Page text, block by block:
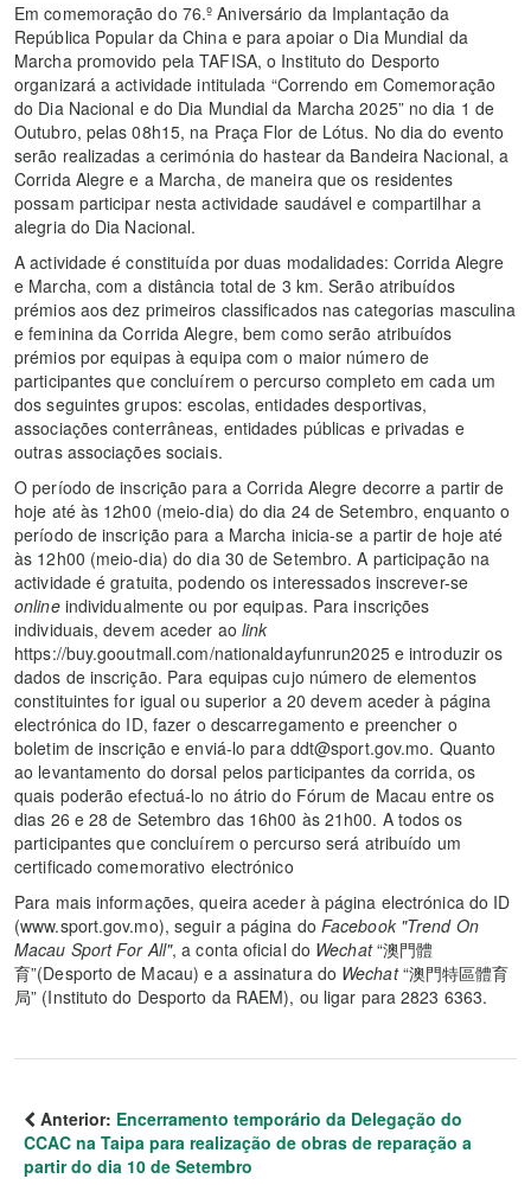
Em comemoração do 76.º Aniversário da Implantação da
República Popular da China e para apoiar o Dia Mundial da
Marcha promovido pela TAFISA, o Instituto do Desporto
organizará a actividade intitulada “Correndo em Comemoração
do Dia Nacional e do Dia Mundial da Marcha 2025” no dia 1 de
Outubro, pelas 08h15, na Praça Flor de Lótus. No dia do evento
serão realizadas a cerimónia do hastear da Bandeira Nacional, a
Corrida Alegre e a Marcha, de maneira que os residentes
possam participar nesta actividade saudável e compartilhar a
alegria do Dia Nacional.
A actividade é constituída por duas modalidades: Corrida Alegre
e Marcha, com a distância total de 3 km. Serão atribuídos
prémios aos dez primeiros classificados nas categorias masculina
e feminina da Corrida Alegre, bem como serão atribuídos
prémios por equipas à equipa com o maior número de
participantes que concluírem o percurso completo em cada um
dos seguintes grupos: escolas, entidades desportivas,
associações conterrâneas, entidades públicas e privadas e
outras associações sociais.
O período de inscrição para a Corrida Alegre decorre a partir de
hoje até às 12h00 (meio-dia) do dia 24 de Setembro, enquanto o
período de inscrição para a Marcha inicia-se a partir de hoje até
às 12h00 (meio-dia) do dia 30 de Setembro. A participação na
actividade é gratuita, podendo os interessados inscrever-se
onlineindividualmente ou por equipas. Para inscrições
individuais, devem aceder ao link
https://buy.gooutmall.com/nationaldayfunrun2025 e introduzir os
dados de inscrição. Para equipas cujo número de elementos
constituintes for igual ou superior a 20 devem aceder à página
electrónica do ID, fazer o descarregamento e preencher o
boletim de inscrição e enviá-lo para ddt@sport.gov.mo. Quanto
ao levantamento do dorsal pelos participantes da corrida, os
quais poderão efectuá-lo no átrio do Fórum de Macau entre os
dias 26 e 28 de Setembro das 16h00 às 21h00. A todos os
participantes que concluírem o percurso será atribuído um
certificado comemorativo electrónico
Para mais informações, queira aceder à página electrónica do ID
(www.sport.gov.mo), seguir a página do Facebook "Trend On
Macau Sport For All", a conta oficial do Wechat“澳門體
育”(Desporto de Macau) e a assinatura do Wechat“澳門特區體育
局” (Instituto do Desporto da RAEM), ou ligar para 2823 6363.
Anterior: Encerramento temporário da Delegação do
CCAC na Taipa para realização de obras de reparação a
partir do dia 10 de Setembro